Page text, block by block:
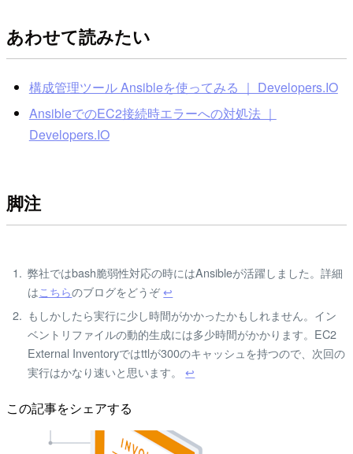
あわせて読みたい
構成管理ツール Ansibleを使ってみる ｜ Developers.IO
AnsibleでのEC2接続時エラーへの対処法 ｜
Developers.IO
脚注
弊社ではbash脆弱性対応の時にはAnsibleが活躍しました。詳細
はこちらのブログをどうぞ↩
もしかしたら実行に少し時間がかかったかもしれません。イン
ベントリファイルの動的生成には多少時間がかかります。EC2
External Inventoryではttlが300のキャッシュを持つので、次回の
実行はかなり速いと思います。↩
この記事をシェアする